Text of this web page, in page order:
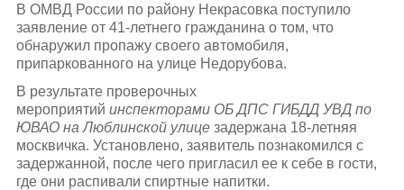
В ОМВД России по району Некрасовка поступило
заявление от 41-летнего гражданина о том, что
обнаружил пропажу своего автомобиля,
припаркованного на улице Недорубова.
В результате проверочных
мероприятий инспекторами ОБ ДПС ГИБДД УВД по
ЮВАО на Люблинской улице задержана 18-летняя
москвичка. Установлено, заявитель познакомился с
задержанной, после чего пригласил ее к себе в гости,
где они распивали спиртные напитки.